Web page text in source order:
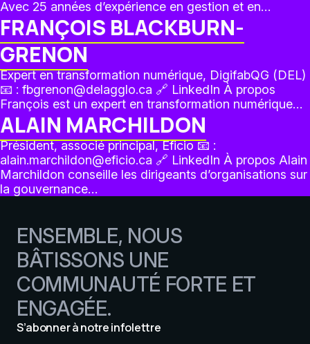
Avec 25 années d’expérience en gestion et en…
FRANÇOIS BLACKBURN-
GRENON
Expert en transformation numérique, DigifabQG (DEL)
📧 : fbgrenon@delagglo.ca 🔗 LinkedIn À propos
François est un expert en transformation numérique…
ALAIN MARCHILDON
Président, associé principal, Eficio 📧 :
alain.marchildon@eficio.ca 🔗 LinkedIn À propos Alain
Marchildon conseille les dirigeants d’organisations sur
la gouvernance…
ENSEMBLE, NOUS
BÂTISSONS UNE
COMMUNAUTÉ FORTE ET
ENGAGÉE.
S’abonner à notre infolettre